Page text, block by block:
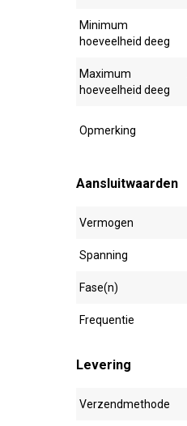
Minimum
hoeveelheid deeg
Maximum
hoeveelheid deeg
Opmerking
Aansluitwaarden
Vermogen
Spanning
Fase(n)
Frequentie
Levering
Verzendmethode